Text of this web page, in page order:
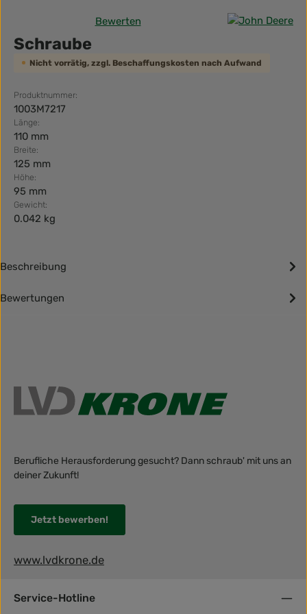
Durchschnittliche Bewertung von 0 von 5 Sternen
Bewerten
Schraube
Nicht vorrätig, zzgl. Beschaffungskosten nach Aufwand
Produktnummer:
1003M7217
Länge:
110 mm
Breite:
125 mm
Höhe:
95 mm
Gewicht:
0.042 kg
Beschreibung
Bewertungen
Berufliche Herausforderung gesucht? Dann schraub' mit uns an
deiner Zukunft!
Jetzt bewerben!
www.lvdkrone.de
Service-Hotline